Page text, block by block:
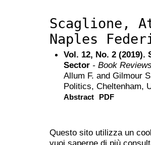
Scaglione,
Naples
Vol. 12, No. 2
Sector - Book Reviews
Allum F. and Gilmour
Politics, Cheltenham,
Abstract PDF
Questo sito utilizza un